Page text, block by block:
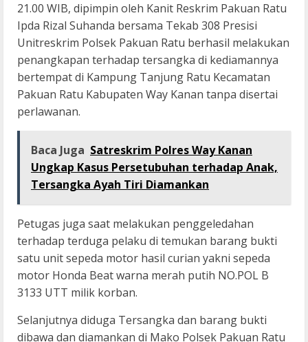
21.00 WIB, dipimpin oleh Kanit Reskrim Pakuan Ratu
Ipda Rizal Suhanda bersama Tekab 308 Presisi
Unitreskrim Polsek Pakuan Ratu berhasil melakukan
penangkapan terhadap tersangka di kediamannya
bertempat di Kampung Tanjung Ratu Kecamatan
Pakuan Ratu Kabupaten Way Kanan tanpa disertai
perlawanan.
Baca Juga Satreskrim Polres Way Kanan
Ungkap Kasus Persetubuhan terhadap Anak,
Tersangka Ayah Tiri Diamankan
Petugas juga saat melakukan penggeledahan
terhadap terduga pelaku di temukan barang bukti
satu unit sepeda motor hasil curian yakni sepeda
motor Honda Beat warna merah putih NO.POL B
3133 UTT milik korban.
Selanjutnya diduga Tersangka dan barang bukti
dibawa dan diamankan di Mako Polsek Pakuan Ratu